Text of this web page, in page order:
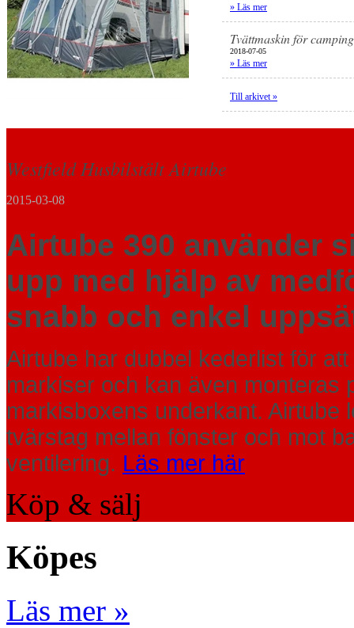
» Läs mer
Tvättmaskin för camping
2018-07-05
» Läs mer
Till arkivet »
Westfield Husbilstält Airtube
2015-03-08
Airtube 390 använder
upp med hjälp av
snabb och enkel
Airtube har dubbel kederlist för
markiser och kan även monteras
markisboxens underkant. Airtube
tvärstag mellan fönster och mot
ventilering. Läs mer här
Köp & sälj
Köpes
Läs mer »